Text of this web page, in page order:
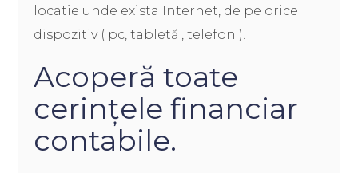
locatie unde exista Internet, de pe orice
dispozitiv ( pc, tabletă , telefon ).
Acoperă toate
cerințele financiar
contabile.